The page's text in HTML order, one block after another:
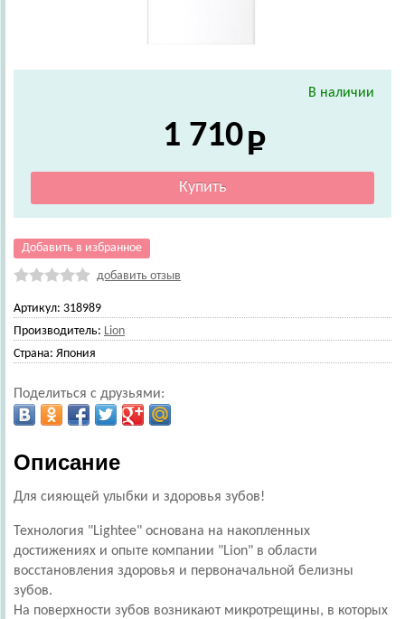
В наличии
1 710
Добавить в избранное
добавить отзыв
Артикул: 318989
Производитель: Lion
Страна: Япония
Поделиться с друзьями:
Описание
Для сияющей улыбки и здоровья зубов!
Технология "Lightee" основана на накопленных
достижениях и опыте компании "Lion" в области
восстановления здоровья и первоначальной белизны
зубов.
На поверхности зубов возникают микротрещины, в которых